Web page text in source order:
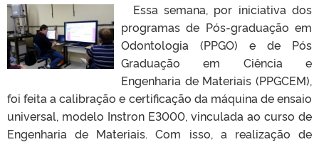
Essa semana, por iniciativa dos
programas de Pós-graduação em
Odontologia (PPGO) e de Pós
Graduação em Ciência e
Engenharia de Materiais (PPGCEM),
foi feita a calibração e certificação da máquina de ensaio
universal, modelo Instron E3000, vinculada ao curso de
Engenharia de Materiais. Com isso, a realização de